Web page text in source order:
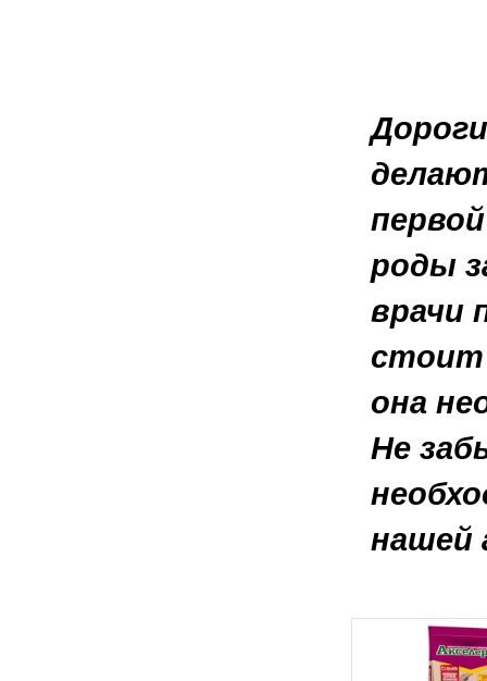
роды
врачи
стоит
она
Не
нашей